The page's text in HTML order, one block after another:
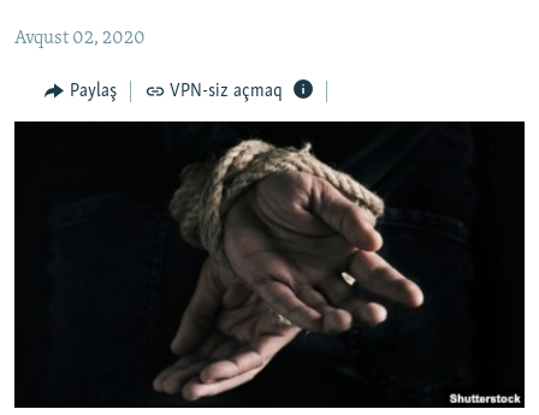
QANUNI DOĞRU
ARAŞDIRMA
AZƏRBAYCAN ƏDƏBIYYATI KITABXANASI
İSLAM VƏ DEMOKRATIYA
İZ - MƏDƏNIYYƏT PROQRAMI
PEŞƏ ETIKASI VƏ JURNALISTIKA STANDARTLARIMIZ
MATERIALLARIMIZDAN ISTIFADƏ
AZADLIQRADIOSU MOBIL TELEFONUNUZDA
RFE/RL-in bütün saytları
Avqust 02, 2020
Paylaş VPN-siz açmaq